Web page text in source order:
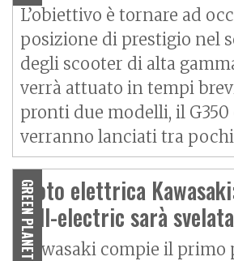
L’obiettivo è tornare ad
posizione di prestigio nel
degli scooter di alta
verrà attuato in tempi
pronti due modelli, il G350
verranno lanciati tra
GREEN PLANET
Moto elettrica
full-electric sarà
Kawasaki compie il primo